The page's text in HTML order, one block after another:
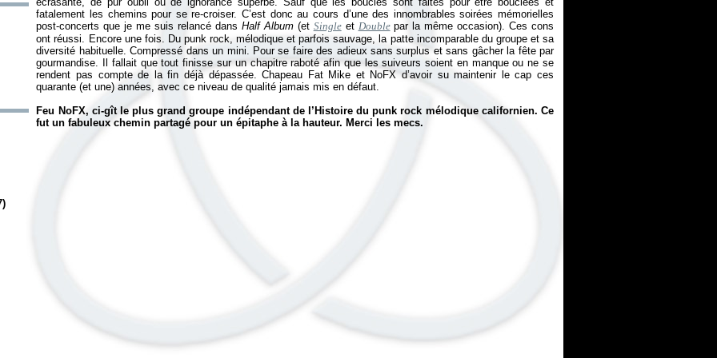
fatalement les chemins pour se re-croiser. C’est donc au cours d’une des innombrables soirées mémorielles
post-concerts que je me suis relancé dans Half Album(et Singleet Doublepar la même occasion). Ces cons
ont réussi. Encore une fois. Du punk rock, mélodique et parfois sauvage, la patte incomparable du groupe et sa
diversité habituelle. Compressé dans un mini. Pour se faire des adieux sans surplus et sans gâcher la fête par
gourmandise. Il fallait que tout finisse sur un chapitre raboté afin que les suiveurs soient en manque ou ne se
rendent pas compte de la fin déjà dépassée. Chapeau Fat Mike et NoFX d’avoir su maintenir le cap ces
quarante (et une) années, avec ce niveau de qualité jamais mis en défaut.
Feu NoFX, ci-gît le plus grand groupe indépendant de l’Histoire du punk rock mélodique californien. Ce
fut un fabuleux chemin partagé pour un épitaphe à la hauteur. Merci les mecs.